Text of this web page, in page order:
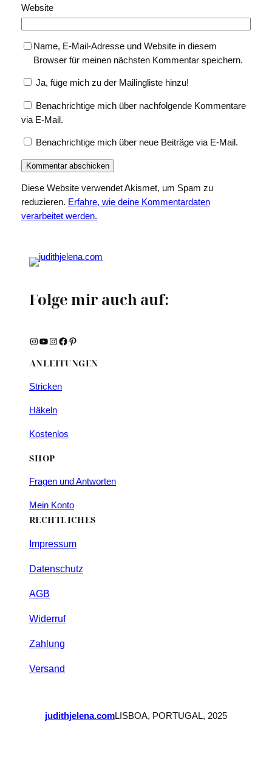
Website
Name, E-Mail-Adresse und Website in diesem
Browser für meinen nächsten Kommentar speichern.
Ja, füge mich zu der Mailingliste hinzu!
Benachrichtige mich über nachfolgende Kommentare
via E-Mail.
Benachrichtige mich über neue Beiträge via E-Mail.
Diese Website verwendet Akismet, um Spam zu
reduzieren. Erfahre, wie deine Kommentardaten
verarbeitet werden.
Folge mir auch auf:
Instagram YouTube Instagram Facebook Pinterest
ANLEITUNGEN
Stricken
Häkeln
Kostenlos
SHOP
Fragen und Antworten
Mein Konto
RECHTLICHES
Impressum
Datenschutz
AGB
Widerruf
Zahlung
Versand
judithjelena.comLISBOA, PORTUGAL, 2025